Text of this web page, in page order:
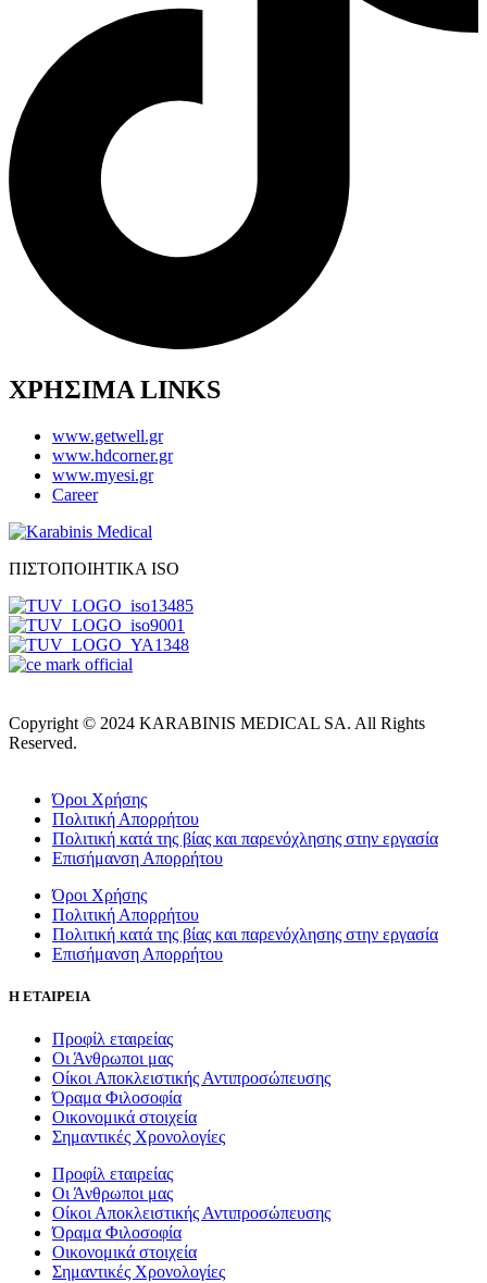
ΧΡΗΣΙΜΑ LINKS
www.getwell.gr
www.hdcorner.gr
www.myesi.gr
Career
ΠΙΣΤΟΠΟΙΗΤΙΚΑ ISO
Copyright © 2024 KARABINIS MEDICAL SA. All Rights
Reserved.
Όροι Χρήσης
Πολιτική Απορρήτου
Πολιτική κατά της βίας και παρενόχλησης στην εργασία
Επισήμανση Απορρήτου
Όροι Χρήσης
Πολιτική Απορρήτου
Πολιτική κατά της βίας και παρενόχλησης στην εργασία
Επισήμανση Απορρήτου
Η ΕΤΑΙΡΕΙΑ
Προφίλ εταιρείας
Οι Άνθρωποι μας
Οίκοι Αποκλειστικής Αντιπροσώπευσης
Όραμα Φιλοσοφία
Οικονομικά στοιχεία
Σημαντικές Χρονολογίες
Προφίλ εταιρείας
Οι Άνθρωποι μας
Οίκοι Αποκλειστικής Αντιπροσώπευσης
Όραμα Φιλοσοφία
Οικονομικά στοιχεία
Σημαντικές Χρονολογίες